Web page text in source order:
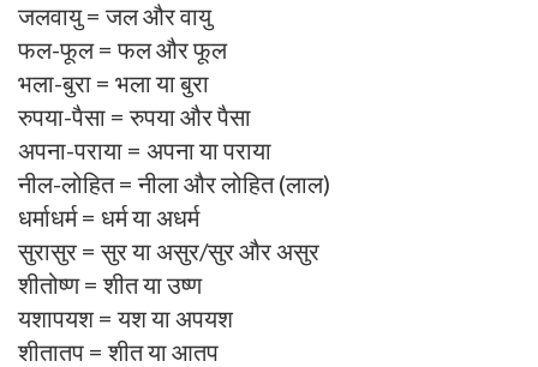
जलवायु = जल और वायु
फल-फूल = फल और फूल
भला-बुरा = भला या बुरा
रुपया-पैसा = रुपया और पैसा
अपना-पराया = अपना या पराया
नील-लोहित = नीला और लोहित (लाल)
धर्माधर्म = धर्म या अधर्म
सुरासुर = सुर या असुर/सुर और असुर
शीतोष्ण = शीत या उष्ण
यशापयश = यश या अपयश
शीतातप = शीत या आतप